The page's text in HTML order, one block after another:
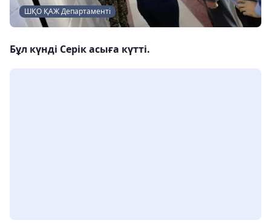
ШҚО ҚАЖ Департаменті
Бұл күнді Серік асыға күтті.